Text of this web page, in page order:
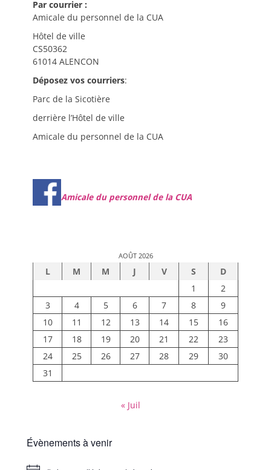
Par courrier :
Amicale du personnel de la CUA
Hôtel de ville
CS50362
61014 ALENCON
Déposez vos courriers:
Parc de la Sicotière
derrière l’Hôtel de ville
Amicale du personnel de la CUA
Amicale du personnel de la CUA
AOÛT 2026
L M M J V S
D
1
2
3
4 5 6 7 8
9
10
11 12 13 14 15
16
17
18 19 20 21 22
23
24
25 26 27 28 29
30
31
« Juil
Évènements à venir